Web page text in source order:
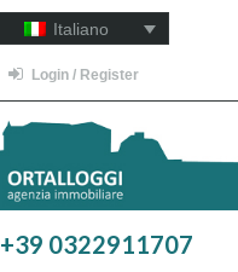
Italiano
Login / Register
+39 0322911707